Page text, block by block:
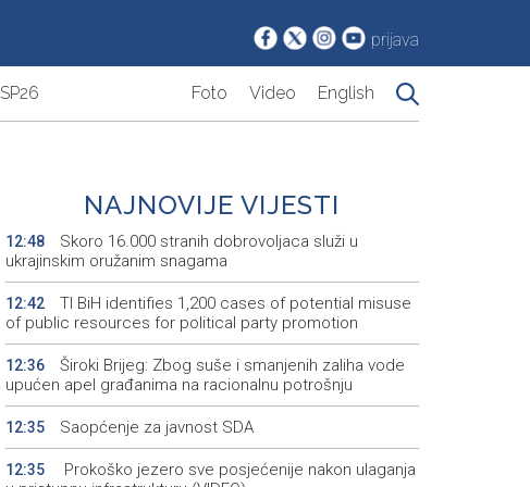
prijava
SP26 Foto Video English
NAJNOVIJE VIJESTI
12:48
Skoro 16.000 stranih dobrovoljaca služi u
ukrajinskim oružanim snagama
12:42
TI BiH identifies 1,200 cases of potential misuse
of public resources for political party promotion
12:36
Široki Brijeg: Zbog suše i smanjenih zaliha vode
upućen apel građanima na racionalnu potrošnju
12:35 Saopćenje za javnost SDA
12:35
Prokoško jezero sve posjećenije nakon ulaganja